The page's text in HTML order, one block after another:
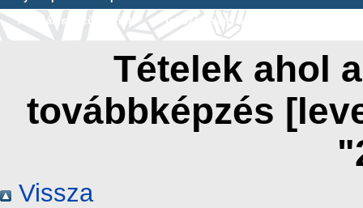
Tallózás szerző szerint
Tallózás nyelv szerint
Tételek ahol
továbbképzés
Vissza